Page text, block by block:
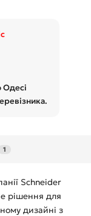
Одесі
1
Schneider
рішення для
дизайні з